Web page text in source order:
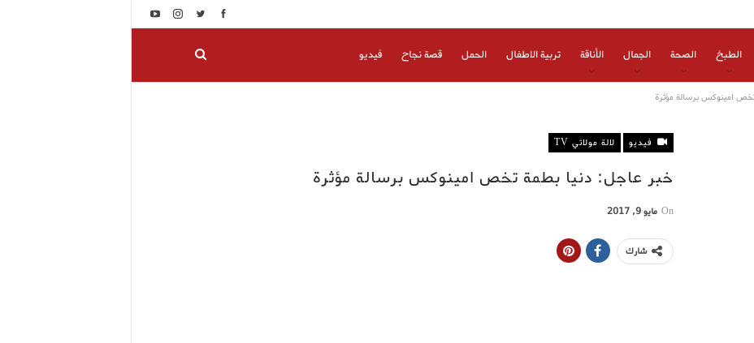
الطبخ الصحة الجمال الأناقة تربية الاطفال الحمل قصة نجاح فيديو
امينوكس برسالة مؤثرة
فيديو لالة مولاتي TV
خبر عاجل: دنيا بطمة تخص امينوكس برسالة مؤثرة
On مايو 9, 2017
شارك